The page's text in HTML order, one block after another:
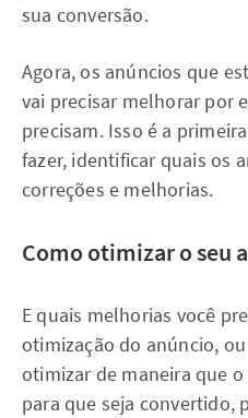
sua conversão.
Agora, os anúncios que
vai precisar melhorar por
precisam. Isso é a
fazer, identificar quais os
correções e melhorias.
Como otimizar o seu
E quais melhorias você
otimização do anúncio,
otimizar de maneira que
para que seja convertido,